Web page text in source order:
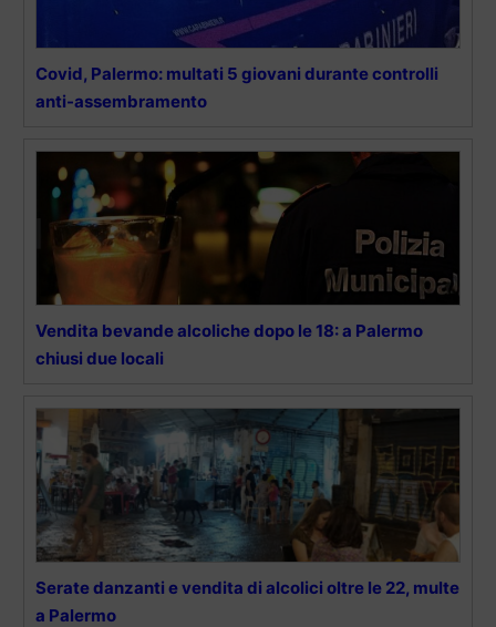
Covid, Palermo: multati 5 giovani durante controlli
anti-assembramento
Vendita bevande alcoliche dopo le 18: a Palermo
chiusi due locali
Serate danzanti e vendita di alcolici oltre le 22, multe
a Palermo